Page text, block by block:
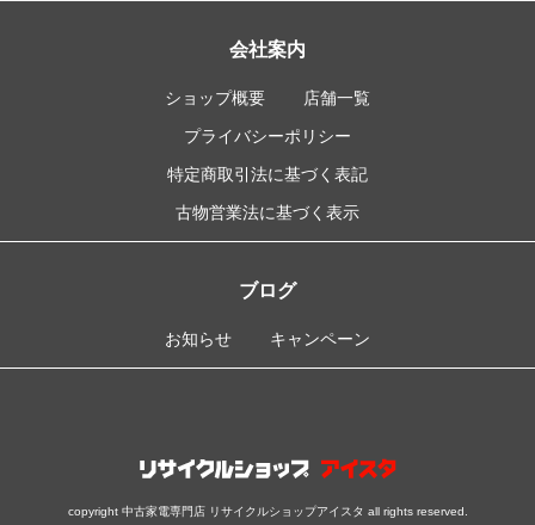
会社案内
ショップ概要
店舗一覧
プライバシーポリシー
特定商取引法に基づく表記
古物営業法に基づく表示
ブログ
お知らせ キャンペーン
copyright 中古家電専門店 リサイクルショップアイスタ all rights reserved.